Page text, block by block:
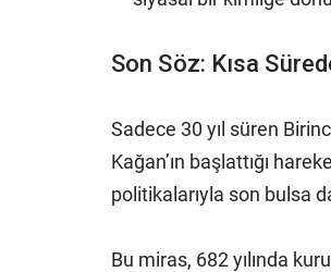
Son Söz: Kısa
Sadece 30 yıl süren
Kağan’ın başlattığı
politikalarıyla son bulsa
Bu miras, 682 yılında